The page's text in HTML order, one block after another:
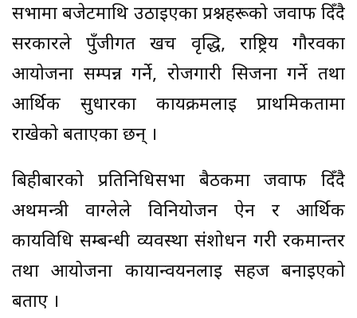
सभामा बजेटमाथि उठाइएका प्रश्नहरूको जवाफ दिँदै
सरकारले पुँजीगत खर्च वृद्धि, राष्ट्रिय गौरवका
आयोजना सम्पन्न गर्ने, रोजगारी सिर्जना गर्ने तथा
आर्थिक सुधारका कार्यक्रमलाई प्राथमिकतामा
राखेको बताएका छन् ।
बिहीबारको प्रतिनिधिसभा बैठकमा जवाफ दिँदै
अर्थमन्त्री वाग्लेले विनियोजन ऐन र आर्थिक
कार्यविधि सम्बन्धी व्यवस्था संशोधन गरी रकमान्तर
तथा आयोजना कार्यान्वयनलाई सहज बनाइएको
बताए ।